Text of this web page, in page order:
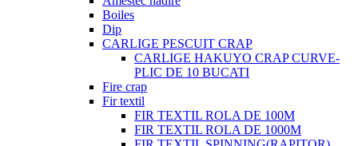
Boiles
Dip
CARLIGE PESCUIT CRAP
CARLIGE HAKUYO CRAP CURVE-
PLIC DE 10 BUCATI
Fire crap
Fir textil
FIR TEXTIL ROLA DE 100M
FIR TEXTIL ROLA DE 1000M